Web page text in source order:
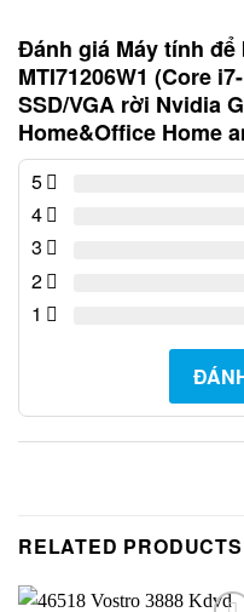
Đánh giá Máy tính để
MTI71206W1 (Core
SSD/VGA rời Nvidia
Home&Office Home
5
4
3
2
1
RELATED PRODUCTS